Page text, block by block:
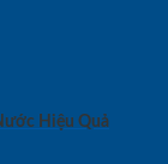
Hiệu Quả